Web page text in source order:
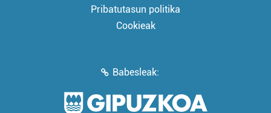
Pribatutasun politika
Cookieak
Babesleak: